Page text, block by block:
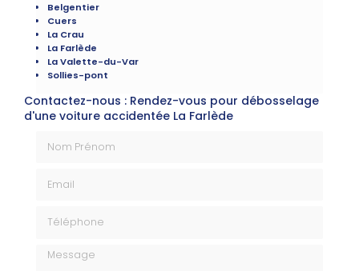
Belgentier
Cuers
La Crau
La Farlède
La Valette-du-Var
Sollies-pont
Contactez-nous : Rendez-vous pour débosselage
d'une voiture accidentée La Farlède
Message